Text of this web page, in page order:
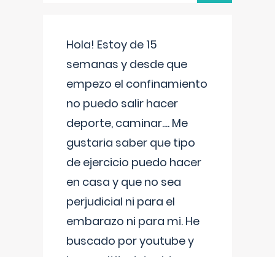
Hola! Estoy de 15
semanas y desde que
empezo el confinamiento
no puedo salir hacer
deporte, caminar.... Me
gustaria saber que tipo
de ejercicio puedo hacer
en casa y que no sea
perjudicial ni para el
embarazo ni para mi. He
buscado por youtube y